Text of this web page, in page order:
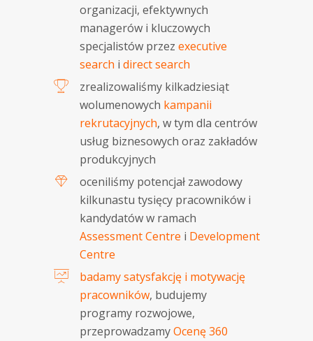
organizacji, efektywnych
managerów i kluczowych
specjalistów przez executive
search i direct search
zrealizowaliśmy kilkadziesiąt
wolumenowych kampanii
rekrutacyjnych, w tym dla centrów
usług biznesowych oraz zakładów
produkcyjnych
oceniliśmy potencjał zawodowy
kilkunastu tysięcy pracowników i
kandydatów w ramach
Assessment Centre i Development
Centre
badamy satysfakcję i motywację
pracowników, budujemy
programy rozwojowe,
przeprowadzamyOcenę 360